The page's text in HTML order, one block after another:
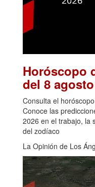
Horóscopo
del 8
Consulta el
Conoce las
2026 en el trabajo, la
del zodíaco
La Opinión de Los